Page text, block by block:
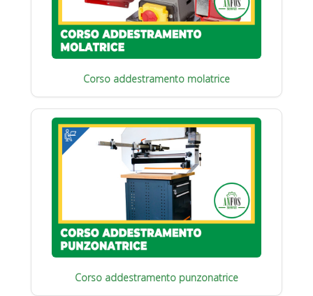
Corso addestramento molatrice
Corso addestramento punzonatrice